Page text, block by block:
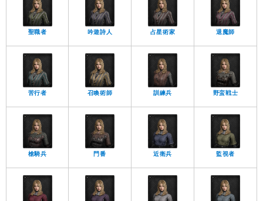
聖職者 吟遊詩人 占星術家 退魔師
苦行者 召喚術師 訓練兵 野蛮戦士
槍騎兵 門番 近衛兵 監視者